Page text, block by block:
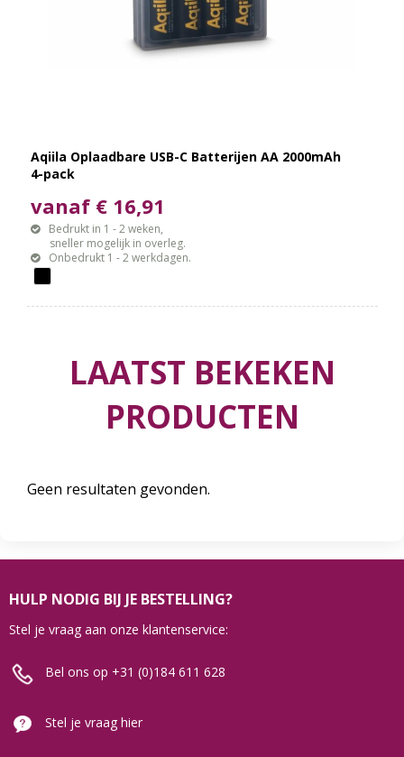
Aqiila Oplaadbare USB-C Batterijen AA 2000mAh
4-pack
vanaf € 16,91
Bedrukt in 1 - 2 weken,
sneller mogelijk in overleg.
Onbedrukt 1 - 2 werkdagen.
LAATST BEKEKEN
PRODUCTEN
Geen resultaten gevonden.
HULP NODIG BIJ JE BESTELLING?
Stel je vraag aan onze klantenservice:
Bel ons op +31 (0)184 611 628
Stel je vraag hier